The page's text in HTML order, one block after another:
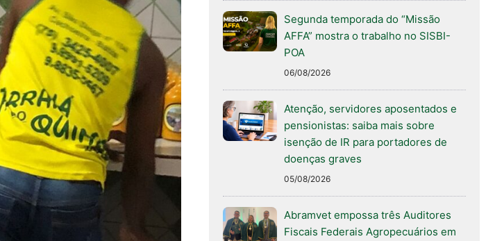
Segunda temporada do “Missão
AFFA” mostra o trabalho no SISBI-
POA
06/08/2026
Atenção, servidores aposentados e
pensionistas: saiba mais sobre
isenção de IR para portadores de
doenças graves
05/08/2026
Abramvet empossa três Auditores
Fiscais Federais Agropecuários em